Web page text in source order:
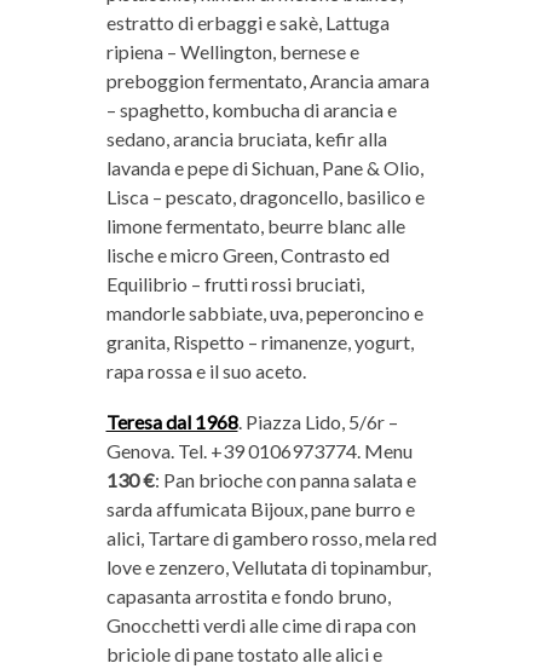
estratto di erbaggi e sakè, Lattuga
ripiena – Wellington, bernese e
preboggion fermentato, Arancia amara
– spaghetto, kombucha di arancia e
sedano, arancia bruciata, kefir alla
lavanda e pepe di Sichuan, Pane & Olio,
Lisca – pescato, dragoncello, basilico e
limone fermentato, beurre blanc alle
lische e micro Green, Contrasto ed
Equilibrio – frutti rossi bruciati,
mandorle sabbiate, uva, peperoncino e
granita, Rispetto – rimanenze, yogurt,
rapa rossa e il suo aceto.
Teresa dal 1968. Piazza Lido, 5/6r –
Genova. Tel. +39 0106973774. Menu
130 €: Pan brioche con panna salata e
sarda affumicata Bijoux, pane burro e
alici, Tartare di gambero rosso, mela red
love e zenzero, Vellutata di topinambur,
capasanta arrostita e fondo bruno,
Gnocchetti verdi alle cime di rapa con
briciole di pane tostato alle alici e